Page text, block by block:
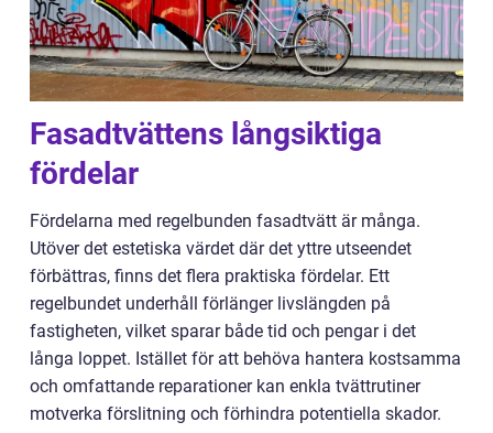
Fasadtvättens långsiktiga
fördelar
Fördelarna med regelbunden fasadtvätt är många.
Utöver det estetiska värdet där det yttre utseendet
förbättras, finns det flera praktiska fördelar. Ett
regelbundet underhåll förlänger livslängden på
fastigheten, vilket sparar både tid och pengar i det
långa loppet. Istället för att behöva hantera kostsamma
och omfattande reparationer kan enkla tvättrutiner
motverka förslitning och förhindra potentiella skador.